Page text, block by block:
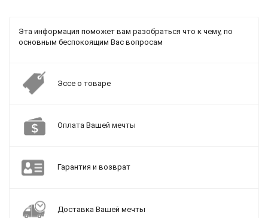
Эта информация поможет вам разобраться что к чему, по
основным беспокоящим Вас вопросам
Эссе о товаре
Оплата Вашей мечты
Гарантия и возврат
Доставка Вашей мечты